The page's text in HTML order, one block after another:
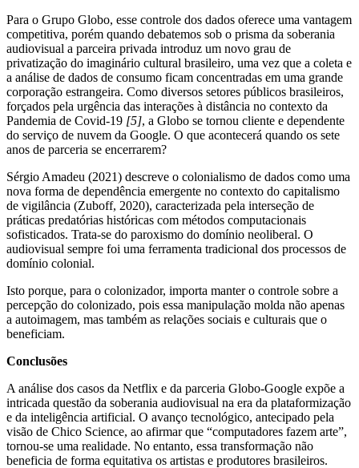
Para o Grupo Globo, esse controle dos dados oferece uma vantagem
competitiva, porém quando debatemos sob o prisma da soberania
audiovisual a parceira privada introduz um novo grau de
privatização do imaginário cultural brasileiro, uma vez que a coleta e
a análise de dados de consumo ficam concentradas em uma grande
corporação estrangeira. Como diversos setores públicos brasileiros,
forçados pela urgência das interações à distância no contexto da
Pandemia de Covid-19 [5], a Globo se tornou cliente e dependente
do serviço de nuvem da Google. O que acontecerá quando os sete
anos de parceria se encerrarem?
Sérgio Amadeu (2021) descreve o colonialismo de dados como uma
nova forma de dependência emergente no contexto do capitalismo
de vigilância (Zuboff, 2020), caracterizada pela interseção de
práticas predatórias históricas com métodos computacionais
sofisticados. Trata-se do paroxismo do domínio neoliberal. O
audiovisual sempre foi uma ferramenta tradicional dos processos de
domínio colonial.
Isto porque, para o colonizador, importa manter o controle sobre a
percepção do colonizado, pois essa manipulação molda não apenas
a autoimagem, mas também as relações sociais e culturais que o
beneficiam.
Conclusões
A análise dos casos da Netflix e da parceria Globo-Google expõe a
intricada questão da soberania audiovisual na era da plataformização
e da inteligência artificial. O avanço tecnológico, antecipado pela
visão de Chico Science, ao afirmar que “computadores fazem arte”,
tornou-se uma realidade. No entanto, essa transformação não
beneficia de forma equitativa os artistas e produtores brasileiros.